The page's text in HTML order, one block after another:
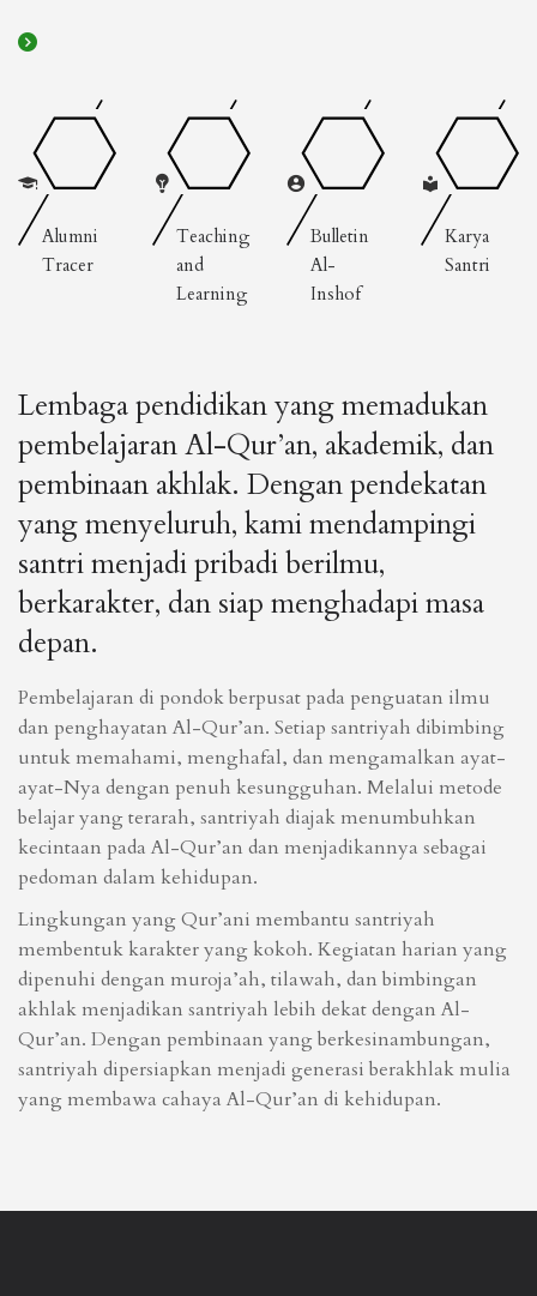
Alumni
Tracer
Teaching
and
Learning
Bulletin
Al-
Inshof
Karya
Santri
Lembaga pendidikan yang memadukan
pembelajaran Al-Qur’an, akademik, dan
pembinaan akhlak. Dengan pendekatan
yang menyeluruh, kami mendampingi
santri menjadi pribadi berilmu,
berkarakter, dan siap menghadapi masa
depan.
Pembelajaran di pondok berpusat pada penguatan ilmu
dan penghayatan Al-Qur’an. Setiap santriyah dibimbing
untuk memahami, menghafal, dan mengamalkan ayat-
ayat-Nya dengan penuh kesungguhan. Melalui metode
belajar yang terarah, santriyah diajak menumbuhkan
kecintaan pada Al-Qur’an dan menjadikannya sebagai
pedoman dalam kehidupan.
Lingkungan yang Qur’ani membantu santriyah
membentuk karakter yang kokoh. Kegiatan harian yang
dipenuhi dengan muroja’ah, tilawah, dan bimbingan
akhlak menjadikan santriyah lebih dekat dengan Al-
Qur’an. Dengan pembinaan yang berkesinambungan,
santriyah dipersiapkan menjadi generasi berakhlak mulia
yang membawa cahaya Al-Qur’an di kehidupan.